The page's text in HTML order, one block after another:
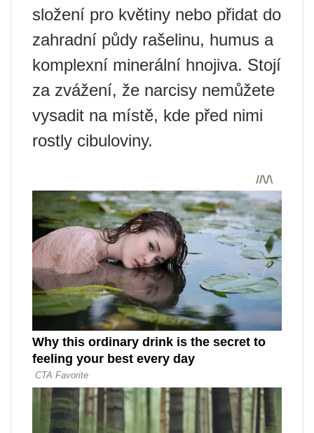
složení pro květiny nebo přidat do
zahradní půdy rašelinu, humus a
komplexní minerální hnojiva. Stojí
za zvážení, že narcisy nemůžete
vysadit na místě, kde před nimi
rostly cibuloviny.